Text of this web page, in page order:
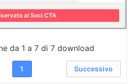
ai Soci CTA
da 1 a 7 di 7 download
1 Successivo